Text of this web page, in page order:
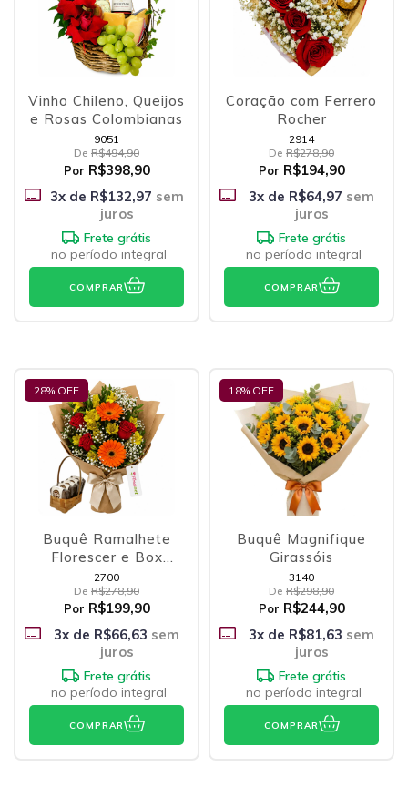
Vinho Chileno, Queijos
e Rosas Colombianas
9051
De R$494,90
Por R$398,90
3x de R$132,97 sem
juros
Frete grátis
no período integral
COMPRAR
Coração com Ferrero
Rocher
2914
De R$278,90
Por R$194,90
3x de R$64,97 sem
juros
Frete grátis
no período integral
COMPRAR
28% OFF
Buquê Ramalhete
Florescer e Box
Brownies
2700
De R$278,90
Por R$199,90
3x de R$66,63 sem
juros
Frete grátis
no período integral
COMPRAR
18% OFF
Buquê Magnifique
Girassóis
3140
De R$298,90
Por R$244,90
3x de R$81,63 sem
juros
Frete grátis
no período integral
COMPRAR